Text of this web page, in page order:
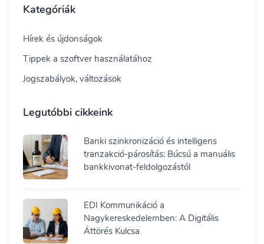
Kategóriák
Hírek és újdonságok
Tippek a szoftver használatához
Jogszabályok, változások
Legutóbbi cikkeink
Banki szinkronizáció és intelligens
tranzakció-párosítás: Búcsú a manuális
bankkivonat-feldolgozástól
EDI Kommunikáció a
Nagykereskedelemben: A Digitális
Áttörés Kulcsa